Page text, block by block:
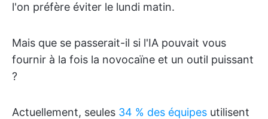
l'on préfère éviter le lundi matin.
Mais que se passerait-il si l'IA pouvait vous
fournir à la fois la novocaïne et un outil puissant
?
Actuellement, seules 34 % des équipes utilisent